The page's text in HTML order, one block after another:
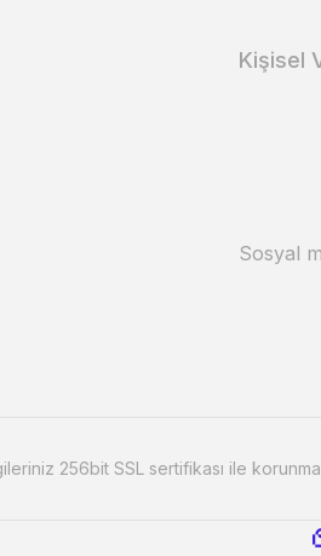
Kişisel
Sosyal
256bit SSL sertifikası ile